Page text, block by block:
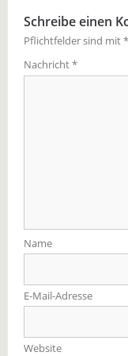
Schreibe einen
Pflichtfelder sind mit*
Nachricht*
Name
E-Mail-Adresse
Website